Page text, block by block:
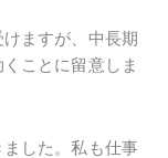
ますが、中長期
ことに留意しま
した。私も仕事